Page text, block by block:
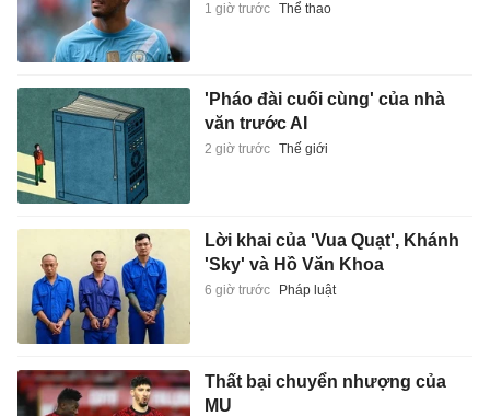
1 giờ trước Thể thao
'Pháo đài cuối cùng' của nhà
văn trước AI
2 giờ trước Thế giới
Lời khai của 'Vua Quạt', Khánh
'Sky' và Hồ Văn Khoa
6 giờ trước Pháp luật
Thất bại chuyển nhượng của
MU